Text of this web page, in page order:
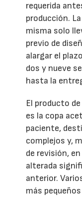
requerida
producción.
misma solo
previo de
alargar el
dos y nueve
hasta la
El producto
es la copa
paciente,
complejos y,
de revisión,
alterada
anterior.
más